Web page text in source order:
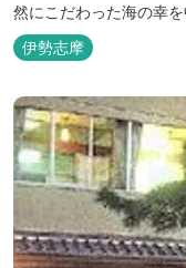
然にこだわった海の幸
伊勢志摩